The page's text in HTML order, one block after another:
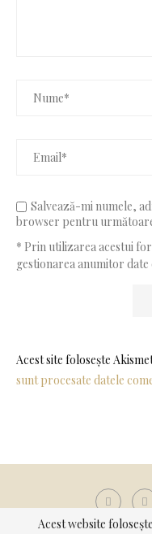
Salvează-mi numele,
browser pentru
* Prin utilizarea acestui
gestionarea anumitor date
Acest site folosește
sunt procesate datele
Acest website